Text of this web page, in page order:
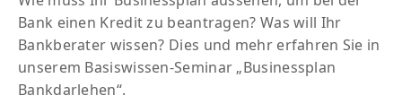
Bank einen Kredit zu beantragen? Was will Ihr
Bankberater wissen? Dies und mehr erfahren Sie in
unserem Basiswissen-Seminar „Businessplan
Bankdarlehen“.